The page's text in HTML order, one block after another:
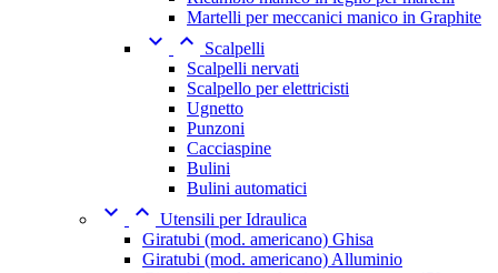
Martelli per meccanici manico in Graphite
 
Scalpelli
Scalpelli nervati
Scalpello per elettricisti
Ugnetto
Punzoni
Cacciaspine
Bulini
Bulini automatici
  Utensili per Idraulica
Giratubi (mod. americano) Ghisa
Giratubi (mod. americano) Alluminio